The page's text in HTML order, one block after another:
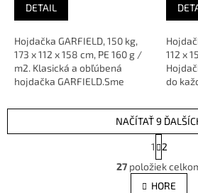
DETAIL
Hojdačka GARFIELD, 150 kg,
173 x 112 x 158 cm, PE 160 g /
m2. Klasická a obľúbená
hojdačka GARFIELD.Sme
značky
112 x
do
značky
O
v
l
NAČÍTAŤ 9
S
t
r
á
n
1
2
27 položiek
HORE